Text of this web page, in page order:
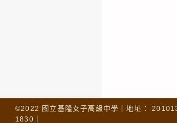
©2022 國立基隆女子高級中學｜地址：
1830｜